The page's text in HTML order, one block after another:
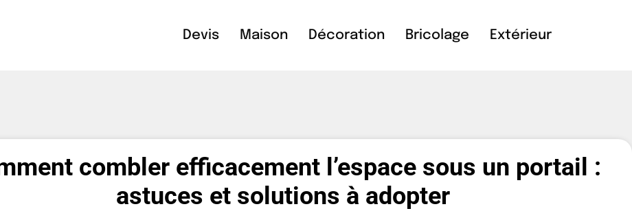
Devis Maison Décoration Bricolage Extérieur
combler efficacement l’espace sous un portail :
astuces et solutions à adopter